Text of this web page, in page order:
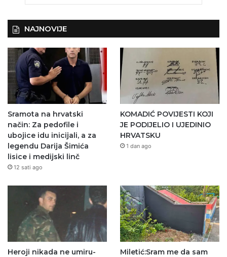
NAJNOVIJE
Sramota na hrvatski
način: Za pedofile i
ubojice idu inicijali, a za
legendu Darija Šimića
lisice i medijski linč
12 sati ago
KOMADIĆ POVIJESTI KOJI
JE PODIJELIO I UJEDINIO
HRVATSKU
1 dan ago
Heroji nikada ne umiru-
Miletić:Sram me da sam